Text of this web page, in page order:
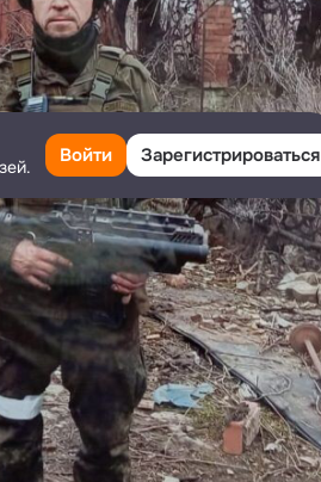
Войти Зарегистрироваться